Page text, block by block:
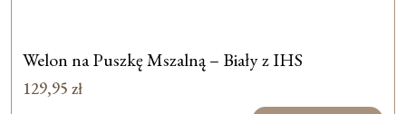
Welon na Puszkę Mszalną – Biały z IHS
129,95 zł